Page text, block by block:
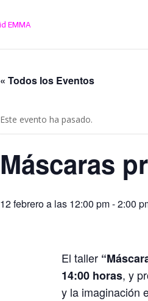
« Todos los Eventos
Este evento ha pasado.
Máscaras
12 febrero a las 12:00 pm-2:00
El taller
14:00 horas, y
y la imaginación